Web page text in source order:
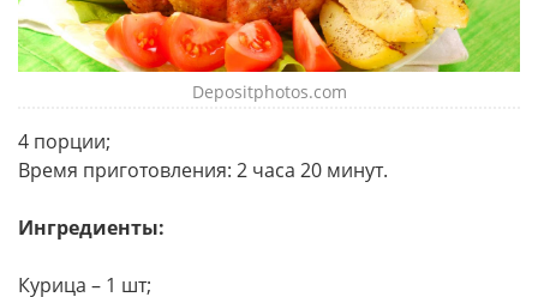
Depositphotos.com
4 порции;
Время приготовления: 2 часа 20 минут.
Ингредиенты:
Курица – 1 шт;